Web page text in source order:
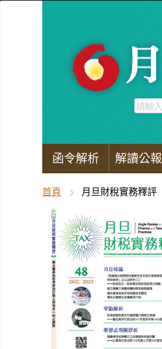
函令解析 解讀公報
首頁 月旦財稅實務釋評